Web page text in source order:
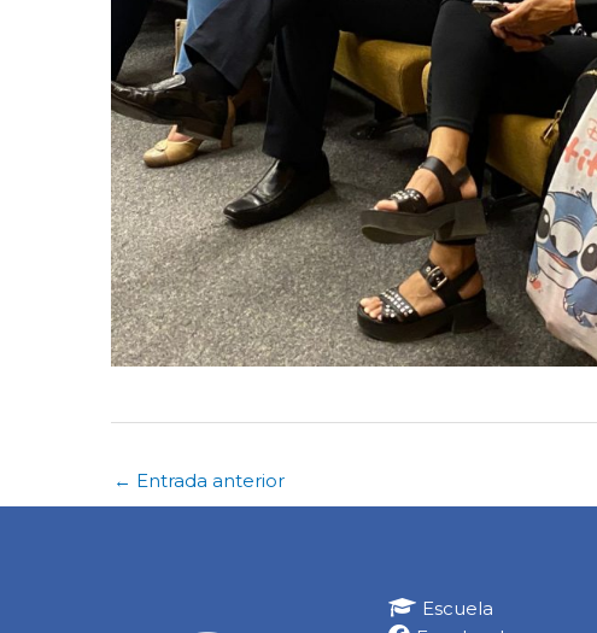
← Entrada anterior
Escuela